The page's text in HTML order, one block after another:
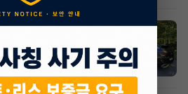
승계합니다(잔여렌트기
1